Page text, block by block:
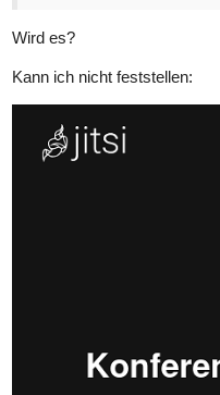
Wird es?
Kann ich nicht feststellen: